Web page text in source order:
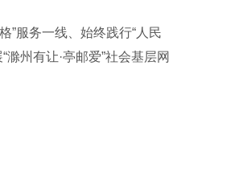
服务一线、始终践行“人民
州有让·亭邮爱”社会基层网